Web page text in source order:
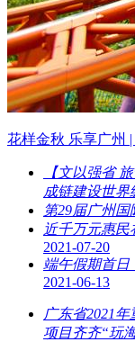
花样金秋 乐享广州
【文以强省
成链建设世界
第29届广州
近千万元惠民
2021-07-20
端午假期首日
2021-06-13
广东省2021
项目齐齐“玩